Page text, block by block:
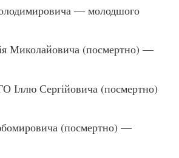
— молодшого
Миколайовича (посмертно) —
Сергійовича (посмертно)
(посмертно) —